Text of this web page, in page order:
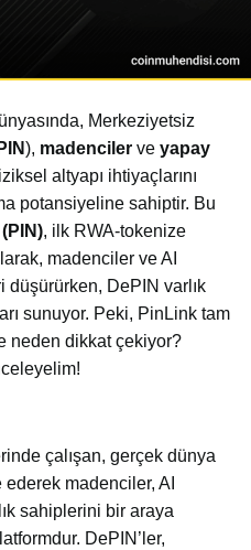
Merkeziyetsiz
), madenciler ve yapay
altyapı ihtiyaçlarını
potansiyeline sahiptir. Bu
(PIN), ilk RWA-tokenize
madenciler ve AI
DePIN varlık
sunuyor. Peki, PinLink tam
neden dikkat çekiyor?
çalışan, gerçek dünya
ederek madenciler, AI
sahiplerini bir araya
DePIN’ler,